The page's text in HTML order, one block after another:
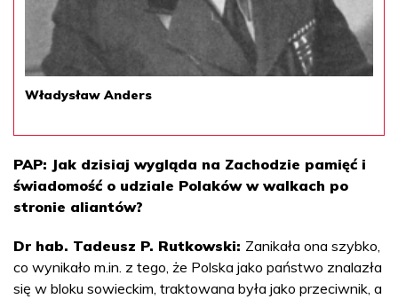
Władysław Anders
PAP: Jak dzisiaj wygląda na Zachodzie pamięć i
świadomość o udziale Polaków w walkach po
stronie aliantów?
Dr hab. Tadeusz P. Rutkowski: Zanikała ona szybko,
co wynikało m.in. z tego, że Polska jako państwo znalazła
się w bloku sowieckim, traktowana była jako przeciwnik, a